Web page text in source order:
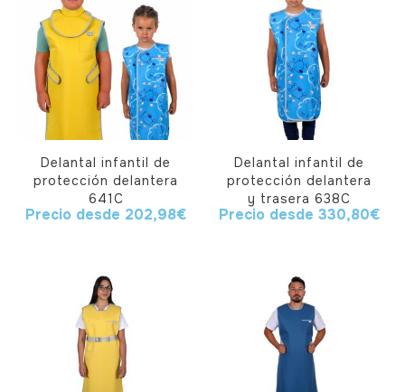
Delantal infantil de
protección delantera
641C
Precio desde 202,98€
Delantal infantil de
protección delantera
y trasera 638C
Precio desde 330,80€